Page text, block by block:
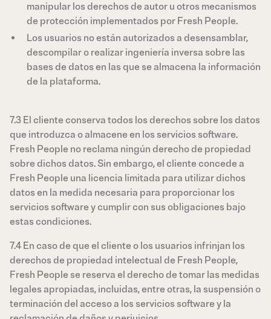
manipular los derechos de autor u otros mecanismos
de protección implementados por Fresh People.
Los usuarios no están autorizados a desensamblar,
descompilar o realizar ingeniería inversa sobre las
bases de datos en las que se almacena la información
de la plataforma.
7.3 El cliente conserva todos los derechos sobre los datos
que introduzca o almacene en los servicios software.
Fresh People no reclama ningún derecho de propiedad
sobre dichos datos. Sin embargo, el cliente concede a
Fresh People una licencia limitada para utilizar dichos
datos en la medida necesaria para proporcionar los
servicios software y cumplir con sus obligaciones bajo
estas condiciones.
7.4 En caso de que el cliente o los usuarios infrinjan los
derechos de propiedad intelectual de Fresh People,
Fresh People se reserva el derecho de tomar las medidas
legales apropiadas, incluidas, entre otras, la suspensión o
terminación del acceso a los servicios software y la